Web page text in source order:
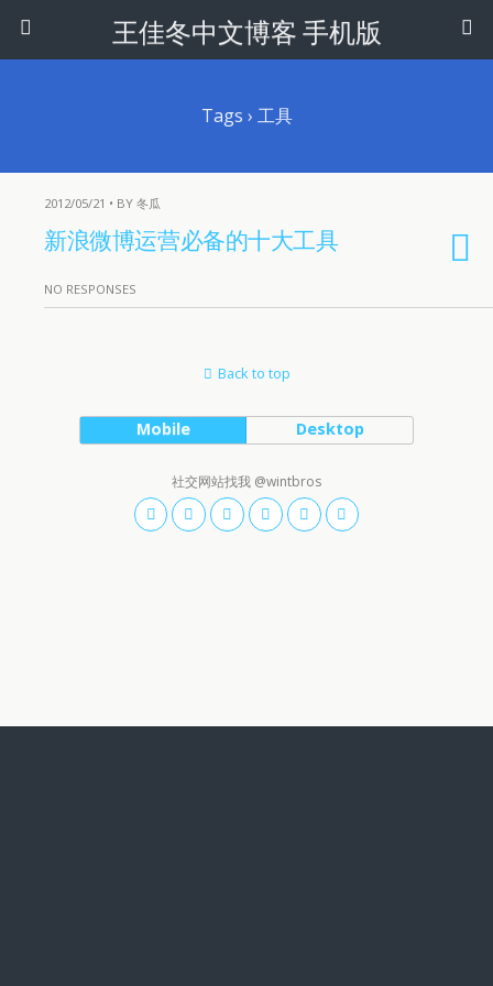
王佳冬中文博客 手机版
Tags › 工具
2012/05/21 • BY 冬瓜
新浪微博运营必备的十大工具
NO RESPONSES
Back to top
Mobile Desktop
社交网站找我 @wintbros